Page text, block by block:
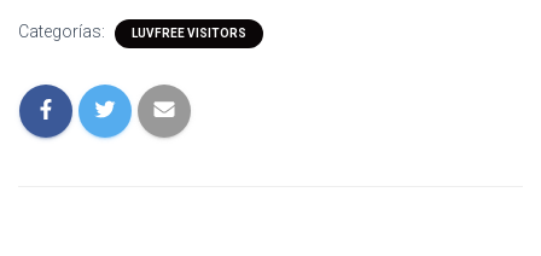
Categorías: LUVFREE VISITORS